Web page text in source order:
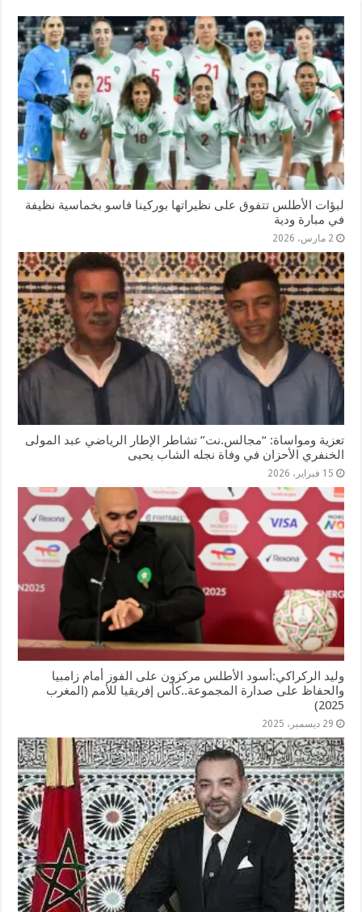
لبؤات الأطلس تتفوق على نظيراتها بوركينا فاسو بخماسية نظيفة
في مبارة ودية
2 مارس، 2026
تعزية ومواساة: “مجالس.نت” تشاطر الإطار الرياضي عبد المولى
الخنفري الأحزان في وفاة نجله الشاب يحيى
15 فبراير، 2026
وليد الركراكي:أسود الأطلس مركزون على الفوز أمام زامبيا
والحفاظ على صدارة المجموعة..كأس إفريقيا للأمم (المغرب
2025)
29 ديسمبر، 2025